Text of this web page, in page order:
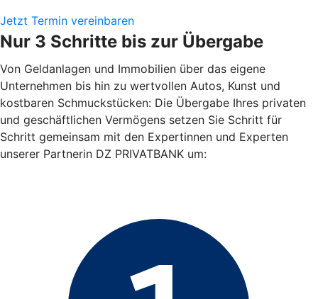
Jetzt Termin vereinbaren
Nur 3 Schritte bis zur Übergabe
Von Geldanlagen und Immobilien über das eigene
Unternehmen bis hin zu wertvollen Autos, Kunst und
kostbaren Schmuckstücken: Die Übergabe Ihres privaten
und geschäftlichen Vermögens setzen Sie Schritt für
Schritt gemeinsam mit den Expertinnen und Experten
unserer Partnerin DZ PRIVATBANK um: